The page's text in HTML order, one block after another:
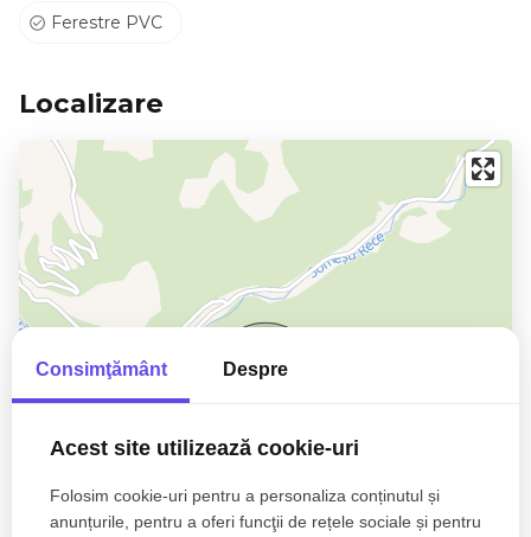
Ferestre PVC
Localizare
Consimţământ Despre
Acest site utilizează cookie-uri
Folosim cookie-uri pentru a personaliza conținutul și
anunțurile, pentru a oferi funcţii de rețele sociale și pentru